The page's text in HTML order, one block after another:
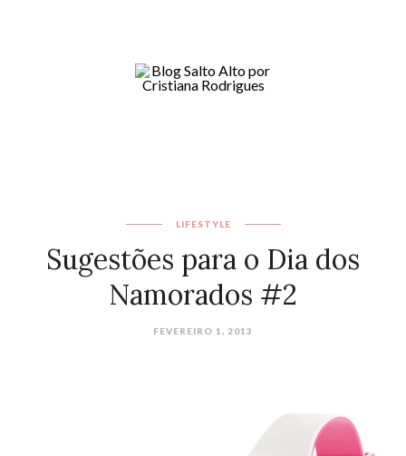
LIFESTYLE
Sugestões para o Dia dos
Namorados #2
FEVEREIRO 1, 2013